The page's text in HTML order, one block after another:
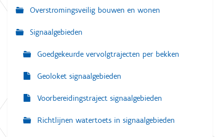
t
Overstromingsveilig bouwen en wonen
Signaalgebieden
Goedgekeurde vervolgtrajecten per bekken
Geoloket signaalgebieden
Voorbereidingstraject signaalgebieden
Richtlijnen watertoets in signaalgebieden